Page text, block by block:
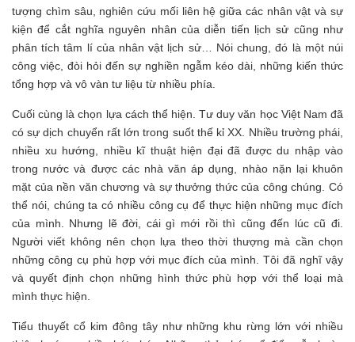
tượng chìm sâu, nghiên cứu mối liên hệ giữa các nhân vật và sự
kiện để cắt nghĩa nguyên nhân của diễn tiến lịch sử cũng như
phân tích tâm lí của nhân vật lịch sử… Nói chung, đó là một núi
công việc, đòi hỏi đến sự nghiền ngẫm kéo dài, những kiến thức
tổng hợp và vô vàn tư liệu từ nhiều phía.
Cuối cùng là chọn lựa cách thể hiện. Tư duy văn học Việt Nam đã
có sự dịch chuyển rất lớn trong suốt thế kỉ XX. Nhiều trường phái,
nhiều xu hướng, nhiều kĩ thuật hiện đại đã được du nhập vào
trong nước và được các nhà văn áp dụng, nhào nặn lại khuôn
mặt của nền văn chương và sự thưởng thức của công chúng. Có
thể nói, chúng ta có nhiều công cụ để thực hiện những mục đích
của mình. Nhưng lẽ đời, cái gì mới rồi thì cũng đến lúc cũ đi.
Người viết không nên chọn lựa theo thời thượng mà cần chọn
những công cụ phù hợp với mục đích của mình. Tôi đã nghĩ vậy
và quyết định chọn những hình thức phù hợp với thể loại mà
mình thực hiện.
Tiểu thuyết cổ kim đông tây như những khu rừng lớn với nhiều